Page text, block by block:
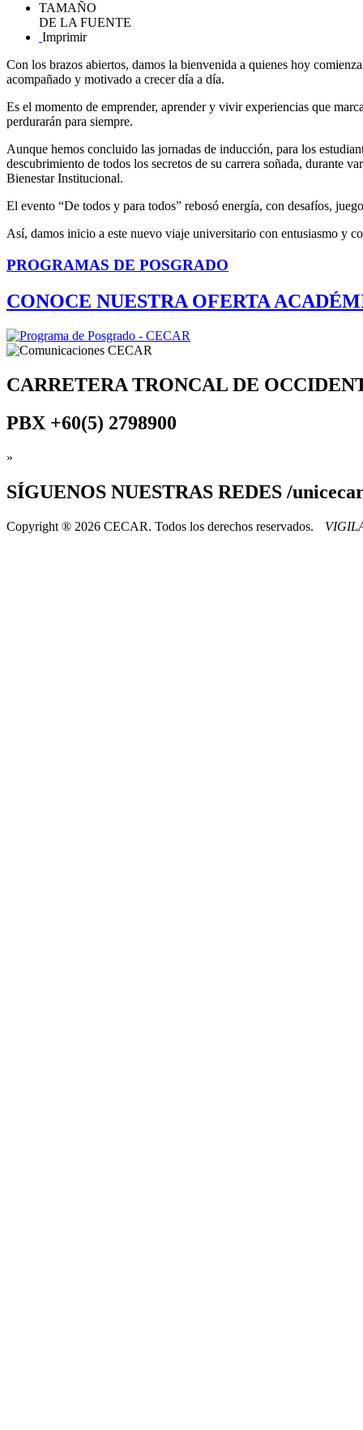
TAMAÑO
DE LA FUENTE
Imprimir
Con los brazos abiertos, damos la bienvenida a quienes hoy
acompañado y motivado a crecer día a día.
Es el momento de emprender, aprender y vivir experiencias que
perdurarán para siempre.
Aunque hemos concluido las jornadas de inducción, para los
descubrimiento de todos los secretos de su carrera soñada, durante
Bienestar Institucional.
El evento “De todos y para todos” rebosó energía, con desafíos,
Así, damos inicio a este nuevo viaje universitario con entusiasmo y
PROGRAMAS DE POSGRADO
CONOCE NUESTRA OFERTA
CARRETERA TRONCAL DE
PBX +60(5) 2798900
»
SÍGUENOS NUESTRAS REDES /
Copyright ® 2026 CECAR. Todos los derechos reservados.